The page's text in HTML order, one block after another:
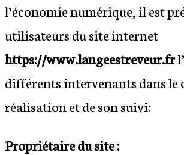
l’économie numérique, il est
utilisateurs du site internet
https://www.langeestreveur.fr
différents intervenants dans le
réalisation et de son suivi:
Propriétaire du site :